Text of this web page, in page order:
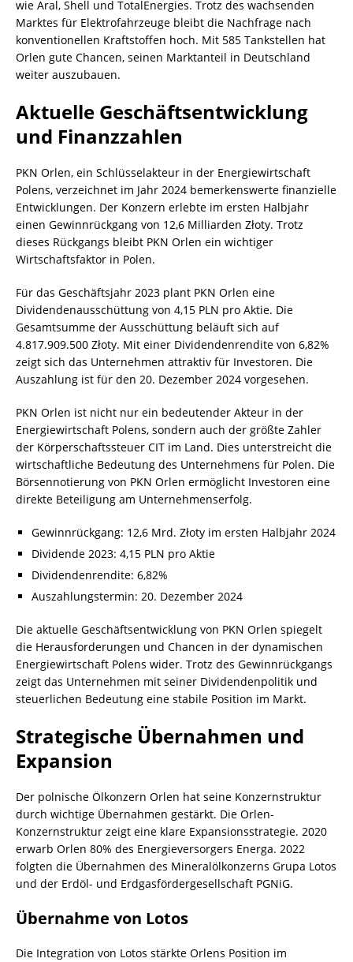
wie Aral, Shell und TotalEnergies. Trotz des wachsenden
Marktes für Elektrofahrzeuge bleibt die Nachfrage nach
konventionellen Kraftstoffen hoch. Mit 585 Tankstellen hat
Orlen gute Chancen, seinen Marktanteil in Deutschland
weiter auszubauen.
Aktuelle Geschäftsentwicklung
und Finanzzahlen
PKN Orlen, ein Schlüsselakteur in der Energiewirtschaft
Polens, verzeichnet im Jahr 2024 bemerkenswerte finanzielle
Entwicklungen. Der Konzern erlebte im ersten Halbjahr
einen Gewinnrückgang von 12,6 Milliarden Złoty. Trotz
dieses Rückgangs bleibt PKN Orlen ein wichtiger
Wirtschaftsfaktor in Polen.
Für das Geschäftsjahr 2023 plant PKN Orlen eine
Dividendenausschüttung von 4,15 PLN pro Aktie. Die
Gesamtsumme der Ausschüttung beläuft sich auf
4.817.909.500 Złoty. Mit einer Dividendenrendite von 6,82%
zeigt sich das Unternehmen attraktiv für Investoren. Die
Auszahlung ist für den 20. Dezember 2024 vorgesehen.
PKN Orlen ist nicht nur ein bedeutender Akteur in der
Energiewirtschaft Polens, sondern auch der größte Zahler
der Körperschaftssteuer CIT im Land. Dies unterstreicht die
wirtschaftliche Bedeutung des Unternehmens für Polen. Die
Börsennotierung von PKN Orlen ermöglicht Investoren eine
direkte Beteiligung am Unternehmenserfolg.
Gewinnrückgang: 12,6 Mrd. Złoty im ersten Halbjahr 2024
Dividende 2023: 4,15 PLN pro Aktie
Dividendenrendite: 6,82%
Auszahlungstermin: 20. Dezember 2024
Die aktuelle Geschäftsentwicklung von PKN Orlen spiegelt
die Herausforderungen und Chancen in der dynamischen
Energiewirtschaft Polens wider. Trotz des Gewinnrückgangs
zeigt das Unternehmen mit seiner Dividendenpolitik und
steuerlichen Bedeutung eine stabile Position im Markt.
Strategische Übernahmen und
Expansion
Der polnische Ölkonzern Orlen hat seine Konzernstruktur
durch wichtige Übernahmen gestärkt. Die Orlen-
Konzernstruktur zeigt eine klare Expansionsstrategie. 2020
erwarb Orlen 80% des Energieversorgers Energa. 2022
folgten die Übernahmen des Mineralölkonzerns Grupa Lotos
und der Erdöl- und Erdgasfördergesellschaft PGNiG.
Übernahme von Lotos
Die Integration von Lotos stärkte Orlens Position im